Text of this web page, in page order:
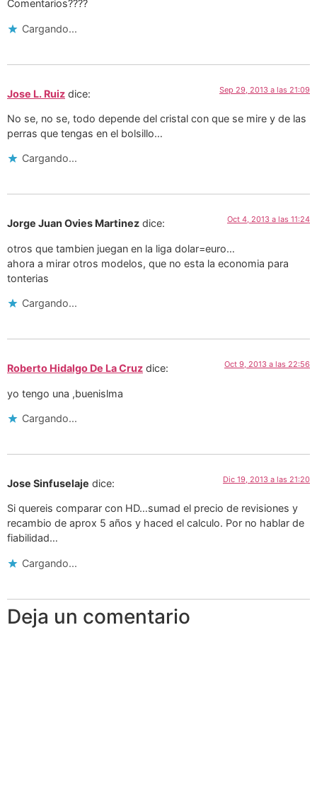
Comentarios????
Cargando...
Jose L. Ruiz dice: Sep 29, 2013 a las 21:09
No se, no se, todo depende del cristal con que se mire y de las
perras que tengas en el bolsillo…
Cargando...
Jorge Juan Ovies Martinez dice: Oct 4, 2013 a las 11:24
otros que tambien juegan en la liga dolar=euro…
ahora a mirar otros modelos, que no esta la economia para
tonterias
Cargando...
Roberto Hidalgo De La Cruz dice: Oct 9, 2013 a las 22:56
yo tengo una ,buenislma
Cargando...
Jose Sinfuselaje dice: Dic 19, 2013 a las 21:20
Si quereis comparar con HD…sumad el precio de revisiones y
recambio de aprox 5 años y haced el calculo. Por no hablar de
fiabilidad…
Cargando...
Deja un comentario